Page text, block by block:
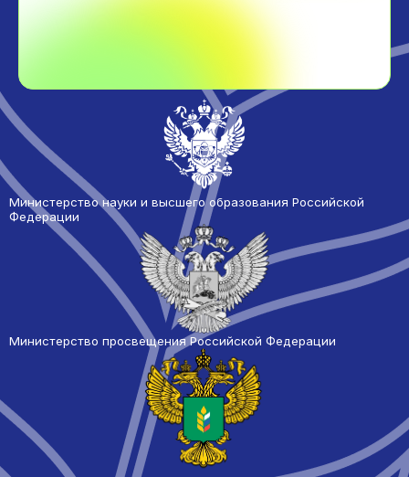
Министерство науки и высшего образования Российской
Федерации
Министерство просвещения Российской Федерации